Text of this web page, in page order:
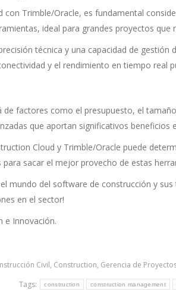
Trimble/Oracle, es fundamental
ideal para grandes proyectos
técnica y una capacidad de
y el rendimiento en tiempo real
de factores como el presupuesto, el
que aportan significativos
Cloud y Trimble/Oracle puede
sacar el mejor provecho de estas
mundo del software de construcción y
en el sector!
e Innovación.
Civil, Construction, Gerencia de
Tags:
construction construction management